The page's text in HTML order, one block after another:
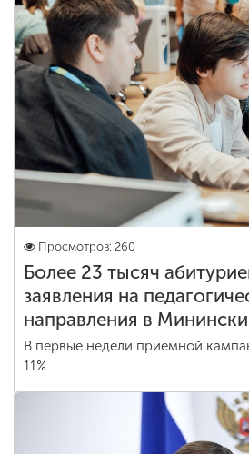
Просмотров: 260
Более 23 тысяч
заявления на
направления в
В первые недели приемной
11%